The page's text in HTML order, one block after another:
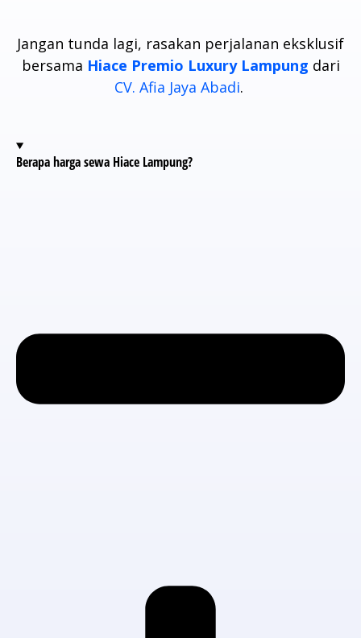
Jangan tunda lagi, rasakan perjalanan eksklusif
bersama Hiace Premio Luxury Lampung dari
CV. Afia Jaya Abadi.
Berapa harga sewa Hiace Lampung?